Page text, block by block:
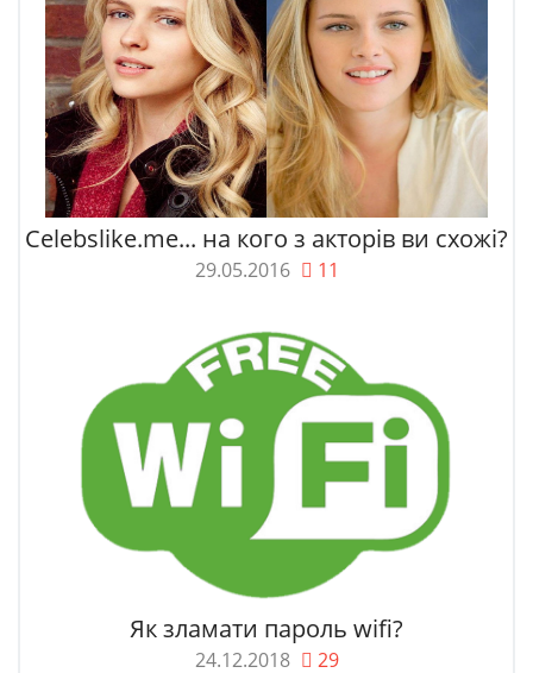
Celebslike.me... на кого з акторів ви схожі?
29.05.2016 11
Як зламати пароль wifi?
24.12.2018 29